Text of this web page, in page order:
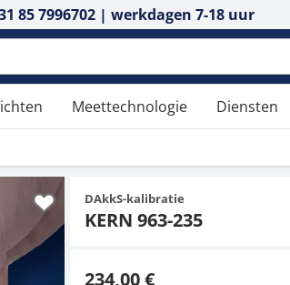
85 7996702 | werkdagen 7-18 uur
Meettechnologie Diensten
DAkkS-kalibratie
KERN 963-235
234,00 €